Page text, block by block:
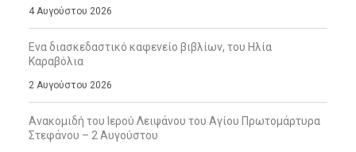
4 Αυγούστου 2026
Ενα διασκεδαστικό καφενείο βιβλίων, του Ηλία
Καραβόλια
2 Αυγούστου 2026
Ανακομιδή του Ιερού Λειψάνου του Αγίου Πρωτομάρτυρα
Στεφάνου – 2 Αυγούστου